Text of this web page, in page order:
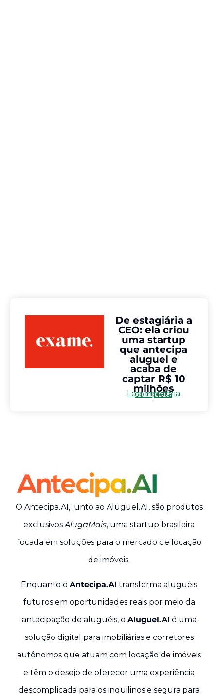
De estagiária a
CEO: ela criou
uma startup
que antecipa
aluguel e
acaba de
captar R$ 10
milhões
Leia a matéria completa
O Antecipa.AI, junto ao Aluguel.AI, são produtos
exclusivosAlugaMais, uma startup brasileira
focada em soluções para o mercado de locação
de imóveis.
Enquanto o Antecipa.AI transforma aluguéis
futuros em oportunidades reais por meio da
antecipação de aluguéis, o Aluguel.AI é uma
solução digital para imobiliárias e corretores
autônomos que atuam com locação de imóveis
e têm o desejo de oferecer uma experiência
descomplicada para os inquilinos e segura para